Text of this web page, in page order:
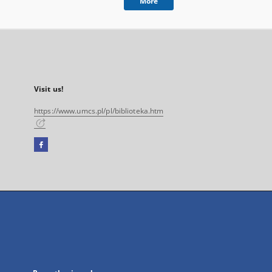
Visit us!
https://www.umcs.pl/pl/biblioteka.htm
Facebook
open